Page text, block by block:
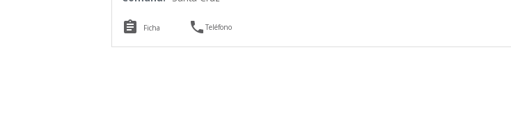
 Ficha Teléfono